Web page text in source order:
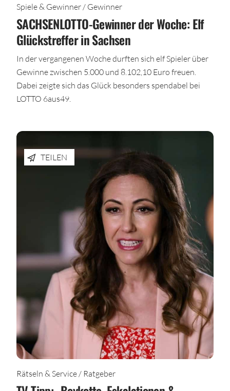
Spiele & Gewinner / Gewinner
SACHSENLOTTO-Gewinner der Woche: Elf
Glückstreffer in Sachsen
In der vergangenen Woche durften sich elf Spieler über
Gewinne zwischen 5.000 und 8.102,10 Euro freuen.
Dabei zeigte sich das Glück besonders spendabel bei
LOTTO 6aus49.
TEILEN
Rätseln & Service / Ratgeber